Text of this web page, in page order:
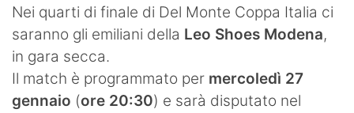
Nei quarti di finale di Del Monte Coppa Italia ci
saranno gli emiliani della Leo Shoes Modena,
in gara secca.
Il match è programmato per mercoledì 27
gennaio (ore 20:30) e sarà disputato nel